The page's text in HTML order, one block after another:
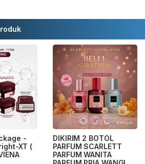
-
XT (
DIKIRIM 2 BOTOL
PARFUM SCARLETT
PARFUM WANITA